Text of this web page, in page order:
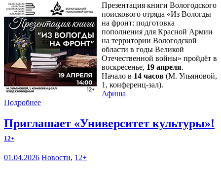
Презентация книги Вологодского
поискового отряда «Из Вологды
на фронт: подготовка
пополнения для Красной Армии
на территории Вологодской
области в годы Великой
Отечественной войны» пройдёт в
воскресенье, 19 апреля.
Начало в 14 часов (М. Ульяновой,
1, конференц-зал).
Афиша
Подробнее
Приглашает «Университет культуры»!
12+
01.04.2026 Новости, 12+